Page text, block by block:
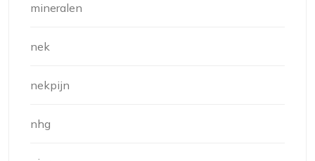
mineralen
nek
nekpijn
nhg